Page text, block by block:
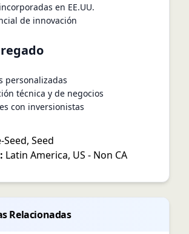
en EE.UU.
de innovación
personalizadas
técnica y de negocios
con inversionistas
Seed, Seed
Latin America, US - Non CA
Relacionadas